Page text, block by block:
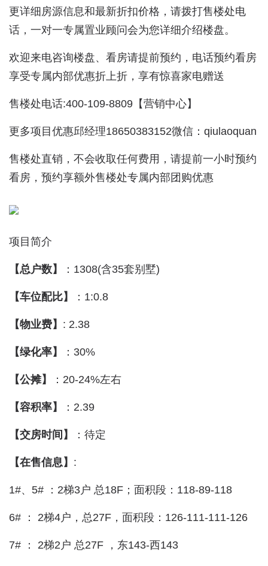
更详细房源信息和最新折扣价格，请拨打售楼处电
话，一对一专属置业顾问会为您详细介绍楼盘。
欢迎来电咨询楼盘、看房请提前预约，电话预约看房
享受专属内部优惠折上折，享有惊喜家电赠送
售楼处电话:400-109-8809【营销中心】
更多项目优惠邱经理18650383152微信：qiulaoquan
售楼处直销，不会收取任何费用，请提前一小时预约
看房，预约享额外售楼处专属内部团购优惠
项目简介
【总户数】 ：1308(含35套别墅)
【车位配比】 ：1:0.8
【物业费】 : 2.38
【绿化率】 ：30%
【公摊】 ：20-24%左右
【容积率】 ：2.39
【交房时间】 ：待定
【在售信息】 :
1#、5# ：2梯3户 总18F；面积段：118-89-118
6# ： 2梯4户，总27F，面积段：126-111-111-126
7# ： 2梯2户 总27F ，东143-西143